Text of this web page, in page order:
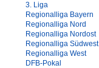
3. Liga
Regionalliga Bayern
Regionalliga Nord
Regionalliga Nordost
Regionalliga Südwest
Regionalliga West
DFB-Pokal